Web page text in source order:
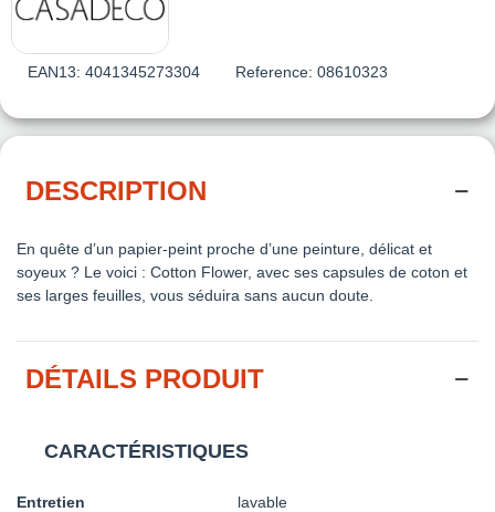
EAN13: 4041345273304 Reference: 08610323
DESCRIPTION
En quête d’un papier-peint proche d’une peinture, délicat et
soyeux ? Le voici : Cotton Flower, avec ses capsules de coton et
ses larges feuilles, vous séduira sans aucun doute.
DÉTAILS PRODUIT
CARACTÉRISTIQUES
Entretien lavable